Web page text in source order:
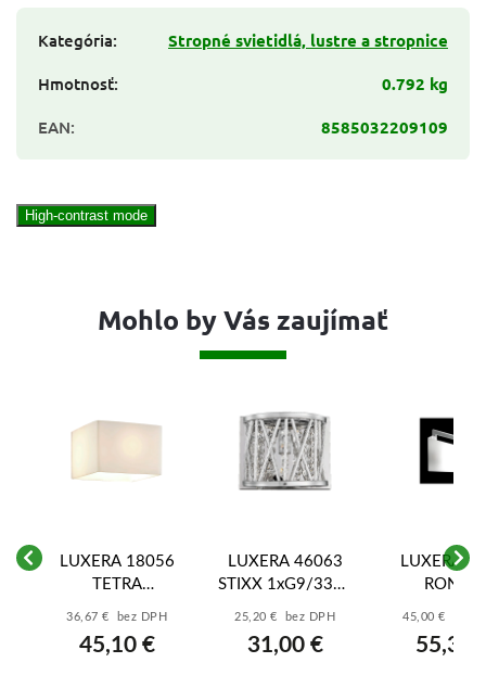
Kategória:
Stropné svietidlá, lustre a stropnice
Hmotnosť:
0.792 kg
EAN: 8585032209109
High-contrast mode
Mohlo by Vás zaujímať
LUXERA 18056
TETRA
1xG9/33W,
36,67 € bez DPH
45,10 €
LUXERA 46063
STIXX 1xG9/33W,
SILVER/CLEAR,
25,20 € bez DPH
31,00 €
LUXERA
RONDA
45,00 € bez
55,35